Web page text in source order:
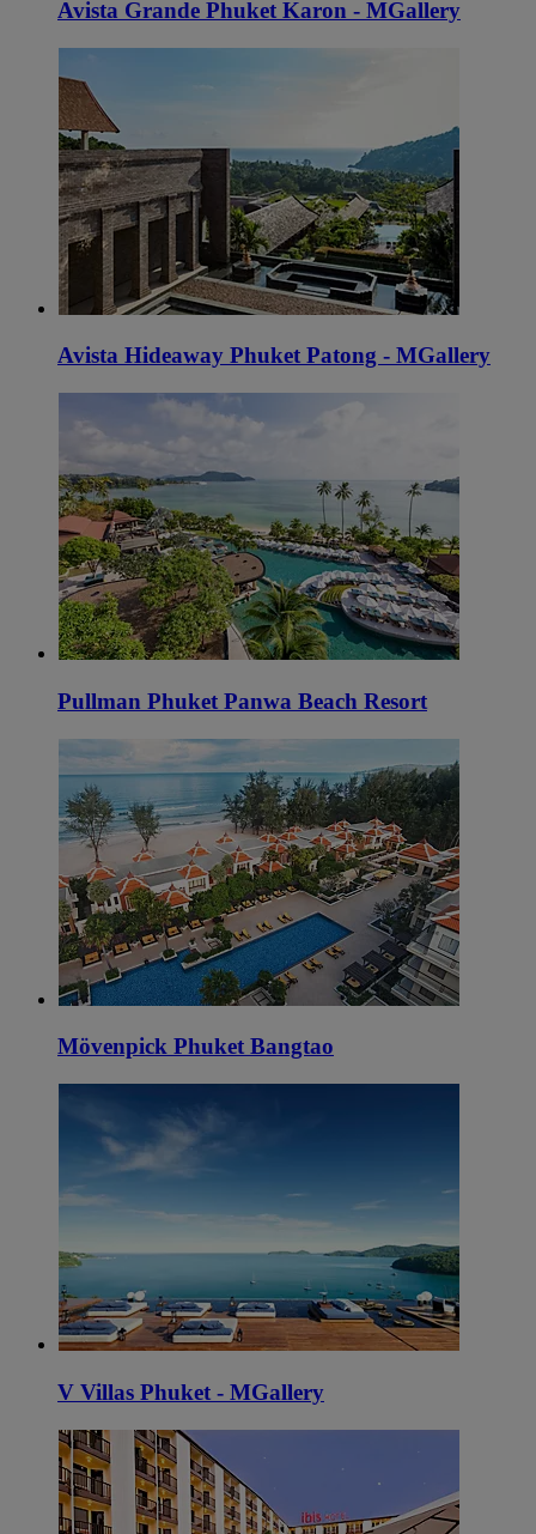
Avista Grande Phuket Karon - MGallery
Avista Hideaway Phuket Patong - MGallery
Pullman Phuket Panwa Beach Resort
Mövenpick Phuket Bangtao
V Villas Phuket - MGallery